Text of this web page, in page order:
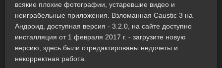
всякие плохие фотографии, устаревшие видео и
неиграбельные приложения. Взломанная Caustic 3 на
Андроид, доступная версия - 3.2.0, на сайте доступно
инсталляция от 1 февраля 2017 г. - загрузите новую
версию, здесь были отредактированы недочеты и
некорректная работа.